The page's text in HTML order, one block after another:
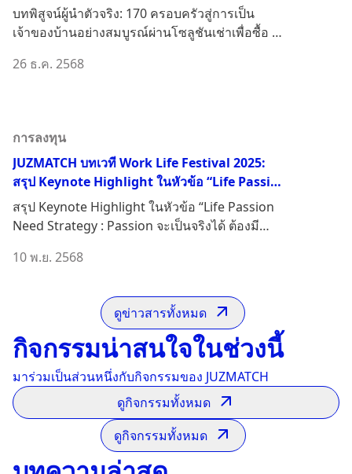
สมบูรณ์ผ่านโซลูชันเช่าเพื่อซื้อกับ JUZMATCH
บทพิสูจน์ผู้นำตัวจริง: 170 ครอบครัวสู่การเป็น
เจ้าของบ้านอย่างสมบูรณ์ผ่านโซลูชันเช่าเพื่อซื้อ กับ
26 ธ.ค. 2568
การลงทุน
JUZMATCH บทเวที Work Life Festival 2025:
สรุป Keynote Highlight ในหัวข้อ “Life Passion
Need Strategy"
สรุป Keynote Highlight ในหัวข้อ “Life Passion
Need Strategy : Passion จะเป็นจริงได้ ต้องมี
10 พ.ย. 2568
ดูข่าวสารทั้งหมด
กิจกรรมน่าสนใจในช่วงนี้
มาร่วมเป็นส่วนหนึ่งกับกิจกรรมของ JUZMATCH
ดูกิจกรรมทั้งหมด
ดูกิจกรรมทั้งหมด